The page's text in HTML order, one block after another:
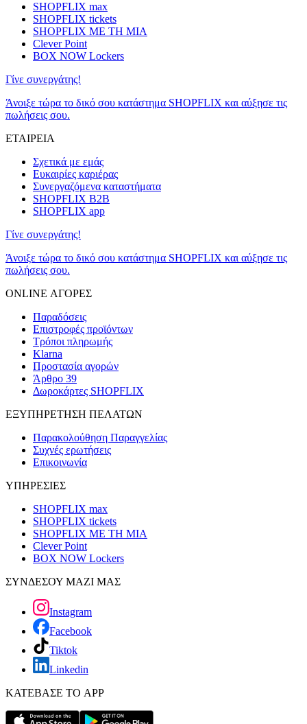
SHOPFLIX max
SHOPFLIX tickets
SHOPFLIX ΜΕ ΤΗ ΜΙΑ
Clever Point
BOX NOW Lockers
Γίνε συνεργάτης!
Άνοιξε τώρα το δικό σου κατάστημα SHOPFLIX και αύξησε τις
πωλήσεις σου.
ΕΤΑΙΡΕΙΑ
Σχετικά με εμάς
Ευκαιρίες καριέρας
Συνεργαζόμενα καταστήματα
SHOPFLIX B2B
SHOPFLIX app
Γίνε συνεργάτης!
Άνοιξε τώρα το δικό σου κατάστημα SHOPFLIX και αύξησε τις
πωλήσεις σου.
ONLINE ΑΓΟΡΕΣ
Παραδόσεις
Επιστροφές προϊόντων
Τρόποι πληρωμής
Klarna
Προστασία αγορών
Άρθρο 39
Δωροκάρτες SHOPFLIX
ΕΞΥΠΗΡΕΤΗΣΗ ΠΕΛΑΤΩΝ
Παρακολούθηση Παραγγελίας
Συχνές ερωτήσεις
Επικοινωνία
ΥΠΗΡΕΣΙΕΣ
SHOPFLIX max
SHOPFLIX tickets
SHOPFLIX ΜΕ ΤΗ ΜΙΑ
Clever Point
BOX NOW Lockers
ΣΥΝΔΕΣΟΥ ΜΑΖΙ ΜΑΣ
Instagram
Facebook
Tiktok
Linkedin
ΚΑΤΕΒΑΣΕ ΤΟ APP